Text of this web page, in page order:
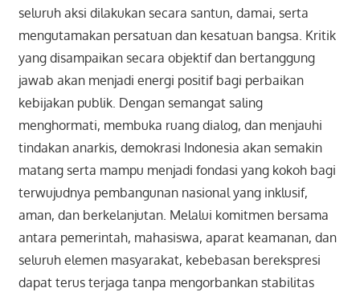
seluruh aksi dilakukan secara santun, damai, serta
mengutamakan persatuan dan kesatuan bangsa. Kritik
yang disampaikan secara objektif dan bertanggung
jawab akan menjadi energi positif bagi perbaikan
kebijakan publik. Dengan semangat saling
menghormati, membuka ruang dialog, dan menjauhi
tindakan anarkis, demokrasi Indonesia akan semakin
matang serta mampu menjadi fondasi yang kokoh bagi
terwujudnya pembangunan nasional yang inklusif,
aman, dan berkelanjutan. Melalui komitmen bersama
antara pemerintah, mahasiswa, aparat keamanan, dan
seluruh elemen masyarakat, kebebasan berekspresi
dapat terus terjaga tanpa mengorbankan stabilitas